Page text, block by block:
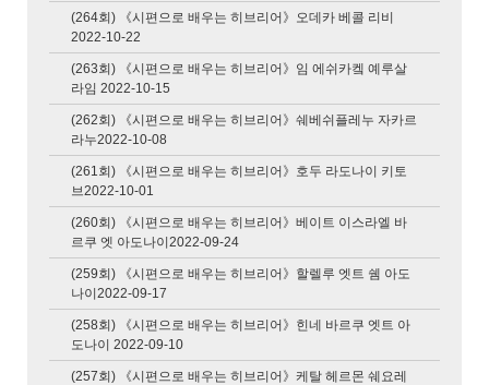
(264회) 《시편으로 배우는 히브리어》오데카 베콜 리비
2022-10-22
(263회) 《시편으로 배우는 히브리어》임 에쉬카켘 예루살
라임 2022-10-15
(262회) 《시편으로 배우는 히브리어》쉐베쉬플레누 자카르
라누2022-10-08
(261회) 《시편으로 배우는 히브리어》호두 라도나이 키토
브2022-10-01
(260회) 《시편으로 배우는 히브리어》베이트 이스라엘 바
르쿠 엣 아도나이2022-09-24
(259회) 《시편으로 배우는 히브리어》할렐루 엣트 쉠 아도
나이2022-09-17
(258회) 《시편으로 배우는 히브리어》힌네 바르쿠 엣트 아
도나이 2022-09-10
(257회) 《시편으로 배우는 히브리어》케탈 헤르몬 쉐요레
예배자로 빚으시고
시편으로 배우는 히브리
어
예수 이야기
또 다른 숲이 시작 됐어
요
날짜별 다시듣기
2026-08-07 (Fri)
2026-08-05 (Wed)
2026-08-04 (Tue)